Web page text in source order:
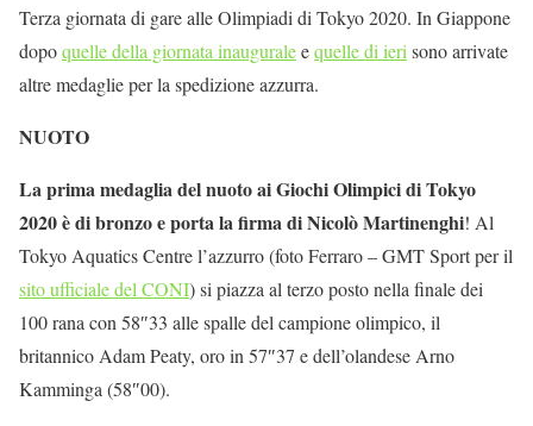
Terza giornata di gare alle Olimpiadi di Tokyo 2020. In Giappone
dopoquelle della giornata inauguraleequelle di ieri sono arrivate
altre medaglie per la spedizione azzurra.
NUOTO
La prima medaglia del nuoto ai Giochi Olimpici di Tokyo
2020 è di bronzo e porta la firma di Nicolò Martinenghi! Al
Tokyo Aquatics Centre l’azzurro (foto Ferraro – GMT Sport per il
sito ufficiale del CONI) si piazza al terzo posto nella finale dei
100 rana con 58″33 alle spalle del campione olimpico, il
britannico Adam Peaty, oro in 57″37 e dell’olandese Arno
Kamminga (58″00).